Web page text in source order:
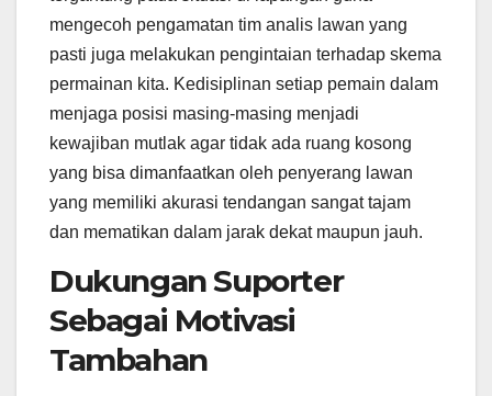
mengecoh pengamatan tim analis lawan yang
pasti juga melakukan pengintaian terhadap skema
permainan kita. Kedisiplinan setiap pemain dalam
menjaga posisi masing-masing menjadi
kewajiban mutlak agar tidak ada ruang kosong
yang bisa dimanfaatkan oleh penyerang lawan
yang memiliki akurasi tendangan sangat tajam
dan mematikan dalam jarak dekat maupun jauh.
Dukungan Suporter
Sebagai Motivasi
Tambahan